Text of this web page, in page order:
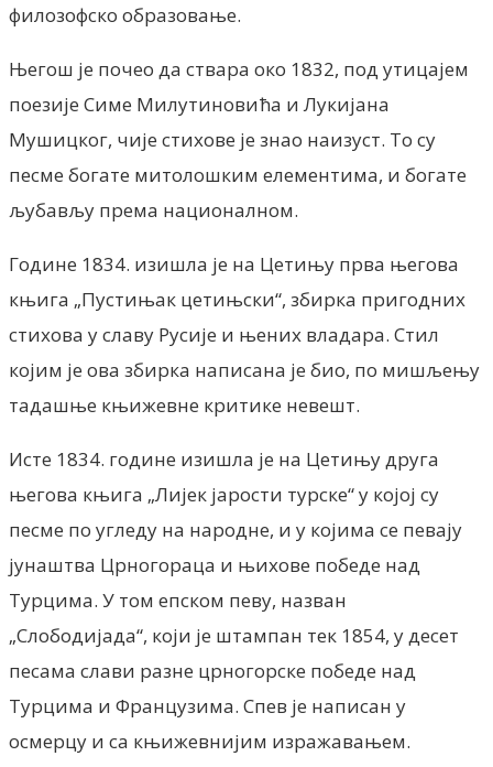
филозофско образовање.
Његош је почео да ствара око 1832, под утицајем
поезије Симе Милутиновића и Лукијана
Мушицког, чије стихове је знао наизуст. То су
песме богате митолошким елементима, и богате
љубављу према националном.
Године 1834. изишла је на Цетињу прва његова
књига „Пустињак цетињски“, збирка пригодних
стихова у славу Русије и њених владара. Стил
којим је ова збирка написана је био, по мишљењу
тадашње књижевне критике невешт.
Исте 1834. године изишла је на Цетињу друга
његова књига „Лијек јарости турске“ у којој су
песме по угледу на народне, и у којима се певају
јунаштва Црногораца и њихове победе над
Турцима. У том епском певу, назван
„Слободијада“, који је штампан тек 1854, у десет
песама слави разне црногорске победе над
Турцима и Французима. Спев је написан у
осмерцу и са књижевнијим изражавањем.